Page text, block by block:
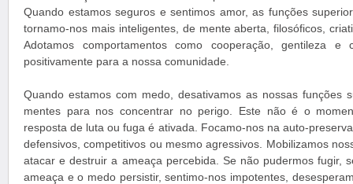
Quando estamos seguros e sentimos amor, as funções
tornamo-nos mais inteligentes, de mente aberta, filosóficos,
Adotamos comportamentos como cooperação, gentileza e
positivamente para a nossa comunidade.
Quando estamos com medo, desativamos as nossas funções
mentes para nos concentrar no perigo. Este não é o
resposta de luta ou fuga é ativada. Focamo-nos na auto-
defensivos, competitivos ou mesmo agressivos. Mobilizamos
atacar e destruir a ameaça percebida. Se não pudermos fugir,
ameaça e o medo persistir, sentimo-nos impotentes,